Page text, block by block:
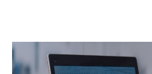
In dem Seminar werden Ihnen für die
Weichen die Grundkenntnisse der